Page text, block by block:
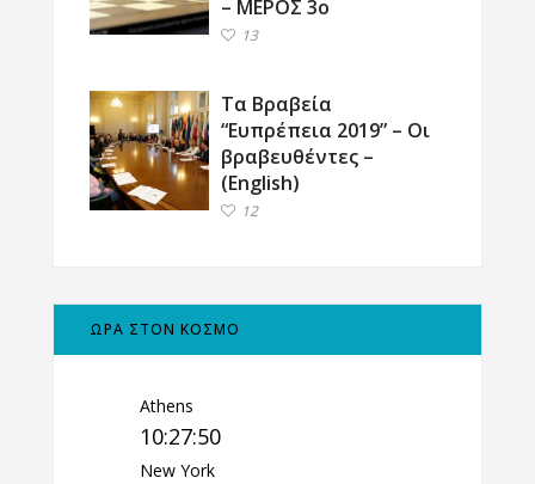
– ΜΕΡΟΣ 3ο
13
Τα Βραβεία
“Ευπρέπεια 2019” – Οι
βραβευθέντες –
(English)
12
ΩΡΑ ΣΤΟΝ ΚΟΣΜΟ
Athens
10:27:51
New York